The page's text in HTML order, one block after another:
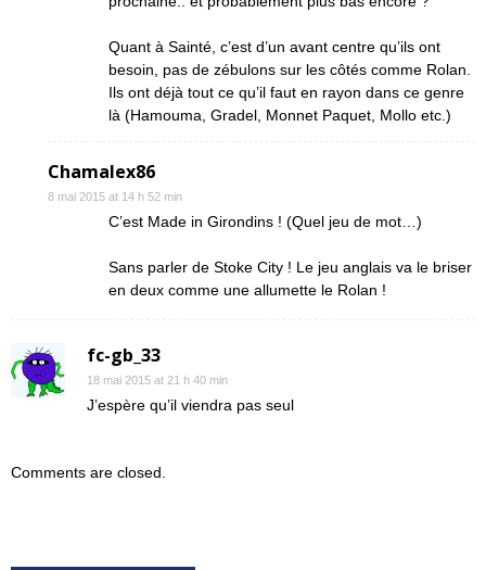
Quant à Sainté, c’est d’un avant centre qu’ils ont
besoin, pas de zébulons sur les côtés comme Rolan.
Ils ont déjà tout ce qu’il faut en rayon dans ce genre
là (Hamouma, Gradel, Monnet Paquet, Mollo etc.)
Chamalex86
8 mai 2015 at 14 h 52 min
C’est Made in Girondins ! (Quel jeu de mot…)
Sans parler de Stoke City ! Le jeu anglais va le briser
en deux comme une allumette le Rolan !
fc-gb_33
18 mai 2015 at 21 h 40 min
J’espère qu’il viendra pas seul
Comments are closed.